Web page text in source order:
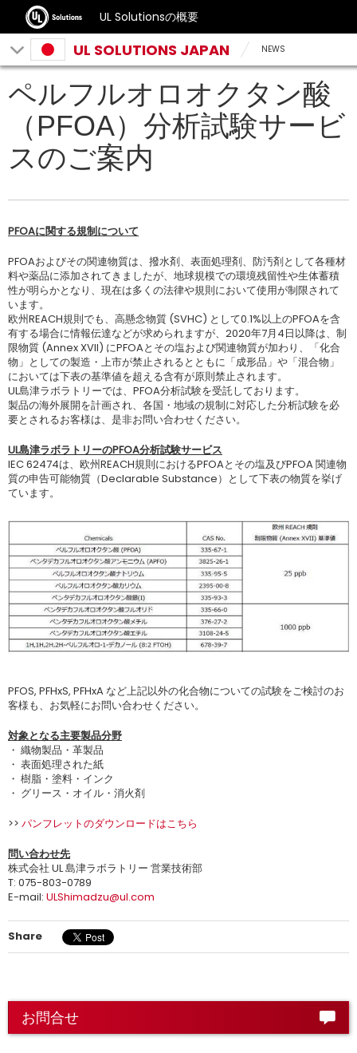
UL Solutionsの概要
UL SOLUTIONS JAPAN NEWS
ペルフルオロオクタン酸
（PFOA）分析試験サービ
スのご案内
PFOAに関する規制について
PFOAおよびその関連物質は、撥水剤、表面処理剤、防汚剤として各種材
料や薬品に添加されてきましたが、地球規模での環境残留性や生体蓄積
性が明らかとなり、現在は多くの法律や規則において使用が制限されて
います。
欧州REACH規則でも、高懸念物質 (SVHC) として0.1%以上のPFOAを含
有する場合に情報伝達などが求められますが、2020年7月4日以降は、制
限物質 (Annex XVII) にPFOAとその塩および関連物質が加わり、「化合
物」としての製造・上市が禁止されるとともに「成形品」や「混合物」
においては下表の基準値を超える含有が原則禁止されます。
UL島津ラボラトリーでは、PFOA分析試験を受託しております。
製品の海外展開を計画され、各国・地域の規制に対応した分析試験を必
要とされるお客様は、是非お問い合わせください。
UL島津ラボラトリーのPFOA分析試験サービス
IEC 62474は、欧州REACH規則におけるPFOAとその塩及びPFOA 関連物
質の申告可能物質（Declarable Substance）として下表の物質を挙げ
ています。
PFOS, PFHxS, PFHxA など上記以外の化合物についての試験をご検討のお
客様も、お気軽にお問い合わせください。
対象となる主要製品分野
・ 織物製品・革製品
・ 表面処理された紙
・ 樹脂・塗料・インク
・ グリース・オイル・消火剤
>> パンフレットのダウンロードはこちら
問い合わせ先
株式会社 UL 島津ラボラトリー 営業技術部
T: 075-803-0789
E-mail: ULShimadzu@ul.com
Share
お問合せ